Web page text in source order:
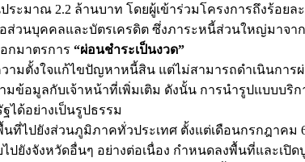
ะมาณ 2.2 ล้านบาท โดยผู้เข้าร่วมโครงการถึงร้อยล
อส่วนบุคคลและบัตรเครดิต ซึ่งภาระหนี้ส่วนใหญ่มา
กมาตรการ “ผ่อนชำระเป็นงวด”
ตั้งใจแก้ไขปัญหาหนี้สิน แต่ไม่สามารถดำเนินการ
อมูลกับเจ้าหน้าที่เพิ่มเติม ดังนั้น การนำรูปแบบบริ
ได้อย่างเป็นรูปธรรม
นที่ไปยังส่วนภูมิภาคทั่วประเทศ ตั้งแต่เดือนกรกฎาค
ยังจังหวัดอื่นๆ อย่างต่อเนื่อง กำหนดลงพื้นที่และเปิ